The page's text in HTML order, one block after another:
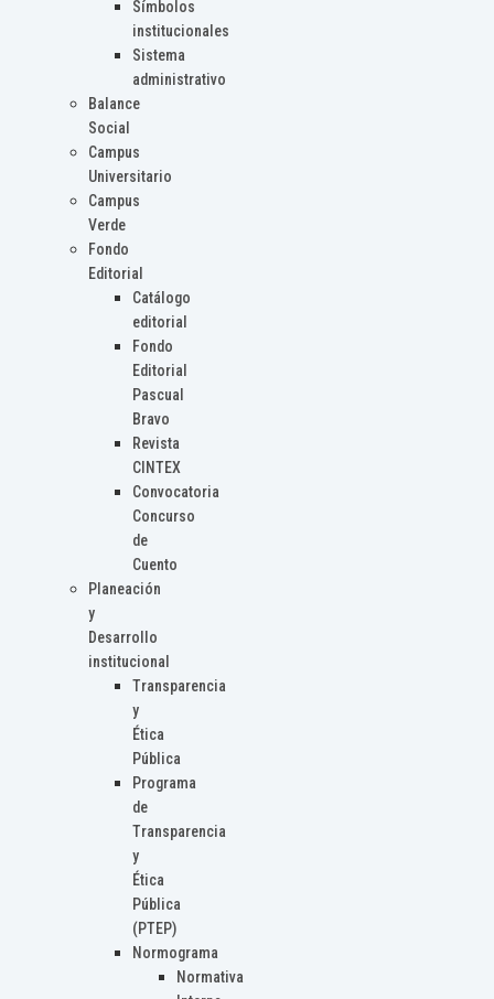
Símbolos
institucionales
Sistema
administrativo
Balance
Social
Campus
Universitario
Campus
Verde
Fondo
Editorial
Catálogo
editorial
Fondo
Editorial
Pascual
Bravo
Revista
CINTEX
Convocatoria
Concurso
de
Cuento
Planeación
y
Desarrollo
institucional
Transparencia
y
Ética
Pública
Programa
de
Transparencia
y
Ética
Pública
(PTEP)
Normograma
Normativa